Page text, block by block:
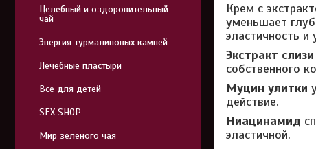
Крем с
уменьшает
эластичность и
Экстракт
собственного
Муцин улитки
действие.
Ниацинамид
эластичной.
Целебный и оздоровительный
чай
Энергия турмалиновых камней
Лечебные пластыри
Все для детей
SEX SHOP
Мир зеленого чая